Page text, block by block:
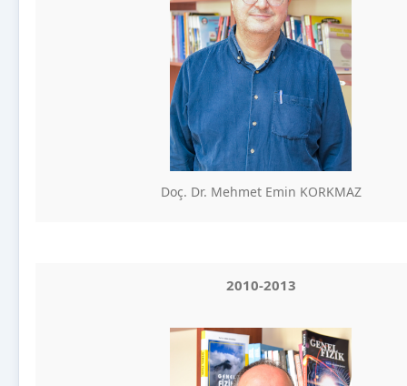
Doç. Dr. Mehmet Emin KORKMAZ
2010-2013